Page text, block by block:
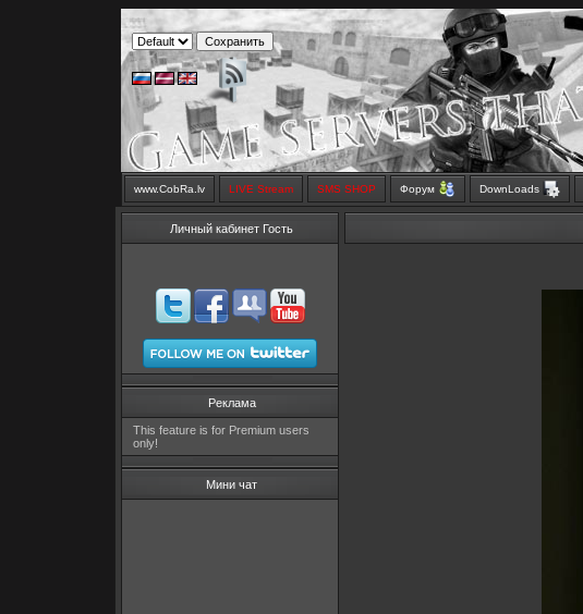
www.CobRa.lv LIVE Stream SMS SHOP Форум DownLoads
Личный кабинет Гость
Реклама
This feature is for Premium users
only!
Мини чат